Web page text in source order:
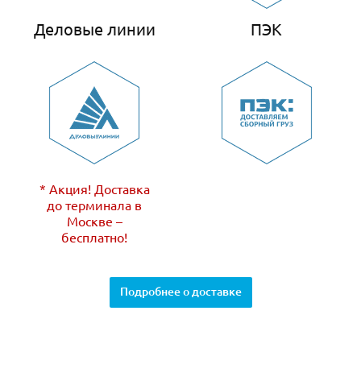
Деловые линии
* Акция! Доставка
до терминала в
Москве –
бесплатно!
ПЭК
Подробнее о доставке